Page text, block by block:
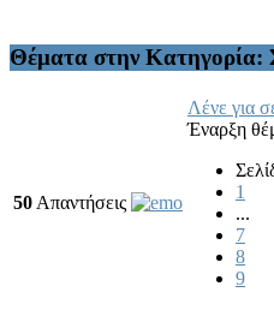
Θέματα στην Κατηγορία:
50 Απαντήσεις
Λένε για
Έναρξη
1
...
7
8
9